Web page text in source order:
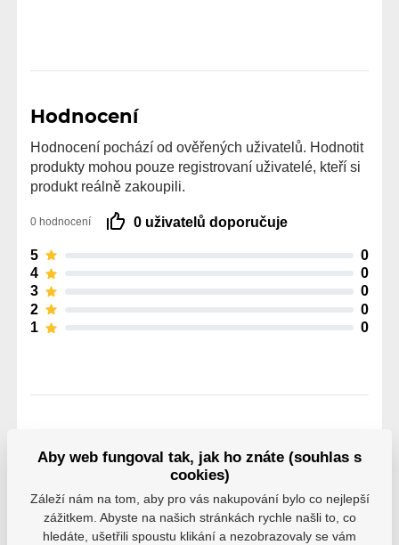
Hodnocení
Hodnocení pochází od ověřených uživatelů. Hodnotit
produkty mohou pouze registrovaní uživatelé, kteří si
produkt reálně zakoupili.
0 hodnocení 0 uživatelů doporučuje
5
0
4
0
3
0
2
0
1
0
Výrobce Brian’s
Aby web fungoval tak, jak ho znáte (souhlas s
cookies)
Záleží nám na tom, aby pro vás nakupování bylo co nejlepší
zážitkem. Abyste na našich stránkách rychle našli to, co
hledáte, ušetřili spoustu klikání a nezobrazovaly se vám